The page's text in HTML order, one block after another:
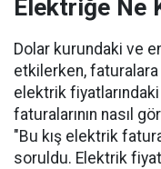
Elektriğe Ne
Dolar kurundaki ve
etkilerken, faturalara
elektrik
faturalarının nasıl
"Bu kış elektrik
soruldu. Elektrik